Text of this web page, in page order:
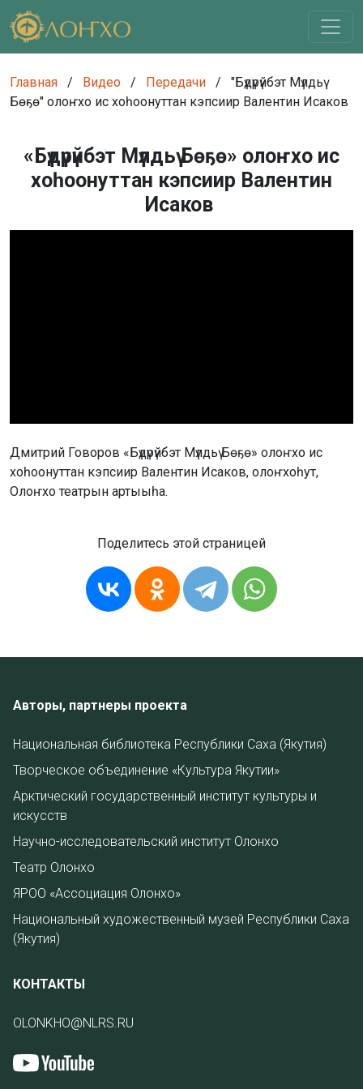
Главная / Видео / Передачи /
"Бүдүрүйбэт Мүлдьү
Бөҕө" олоҥхо ис хоһоонуттан кэпсиир Валентин Исаков
«Бүдүрүйбэт Мүлдьү Бөҕө» олоҥхо ис
хоһоонуттан кэпсиир Валентин
Исаков
Дмитрий Говоров «Бүдүрүйбэт Мүлдьү Бөҕө» олоҥхо ис
хоһоонуттан кэпсиир Валентин Исаков, олоҥхоһут,
Олоҥхо театрын артыыһа.
Поделитесь этой страницей
Авторы, партнеры проекта
Национальная библиотека Республики Саха (Якутия)
Творческое объединение «Культура Якутии»
Арктический государственный институт культуры и
искусств
Научно-исследовательский институт Олонхо
Театр Олонхо
ЯРОО «Ассоциация Олонхо»
Национальный художественный музей Республики Саха
(Якутия)
КОНТАКТЫ
OLONKHO@NLRS.RU